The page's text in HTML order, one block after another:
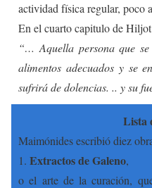
actividad física regular, poco
En el cuarto capitulo de
“… Aquella persona que
alimentos adecuados y se
sufrirá de dolencias. .. y su
Lista
Maimónides escribió diez
1. Extractos de Galeno,
o el arte de la curación,